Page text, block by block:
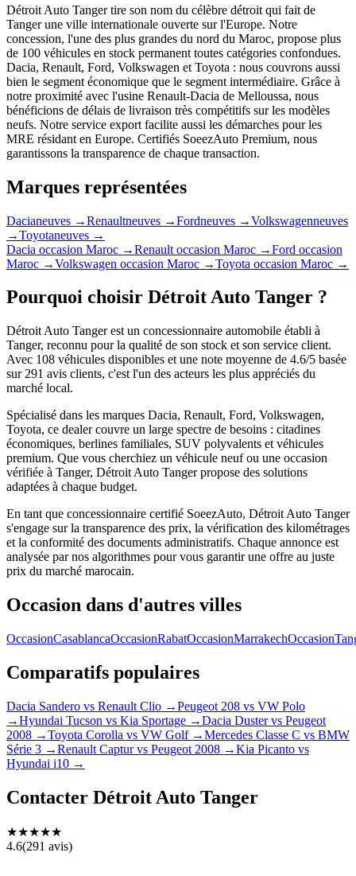
Détroit Auto Tanger tire son nom du célèbre détroit qui fait de
Tanger une ville internationale ouverte sur l'Europe. Notre
concession, l'une des plus grandes du nord du Maroc, propose plus
de 100 véhicules en stock permanent toutes catégories confondues.
Dacia, Renault, Ford, Volkswagen et Toyota : nous couvrons aussi
bien le segment économique que le segment intermédiaire. Grâce à
notre proximité avec l'usine Renault-Dacia de Melloussa, nous
bénéficions de délais de livraison très compétitifs sur les modèles
neufs. Notre service export facilite aussi les démarches pour les
MRE résidant en Europe. Certifiés SoeezAuto Premium, nous
garantissons la transparence de chaque transaction.
Marques représentées
Dacianeuves →Renaultneuves →Fordneuves →Volkswagenneuves
→Toyotaneuves →
Dacia occasion Maroc →Renault occasion Maroc →Ford occasion
Maroc →Volkswagen occasion Maroc →Toyota occasion Maroc →
Pourquoi choisir Détroit Auto Tanger ?
Détroit Auto Tangerest un concessionnaire automobile établi à
Tanger, reconnu pour la qualité de son stock et son service client.
Avec 108 véhicules disponibles et une note moyenne de 4.6/5 basée
sur 291 avis clients, c'est l'un des acteurs les plus appréciés du
marché local.
Spécialisé dans les marques Dacia, Renault, Ford, Volkswagen,
Toyota, ce dealer couvre un large spectre de besoins : citadines
économiques, berlines familiales, SUV polyvalents et véhicules
premium. Que vous cherchiez un véhicule neuf ou une occasion
vérifiée à Tanger, Détroit Auto Tangerpropose des solutions
adaptées à chaque budget.
En tant que concessionnaire certifié SoeezAuto, Détroit Auto Tanger
s'engage sur la transparence des prix, la vérification des kilométrages
et la conformité des documents administratifs. Chaque annonce est
analysée par nos algorithmes pour vous garantir une offre au juste
prix du marché marocain.
Occasion dans d'autres villes
OccasionCasablancaOccasionRabatOccasionMarrakechOccasion
Comparatifs populaires
Dacia Sandero vs Renault Clio →Peugeot 208 vs VW Polo
→Hyundai Tucson vs Kia Sportage →Dacia Duster vs Peugeot
2008 →Toyota Corolla vs VW Golf→Mercedes Classe C vs BMW
Série 3 →Renault Captur vs Peugeot 2008 →Kia Picanto vs
Hyundai i10 →
Contacter Détroit Auto Tanger
★★★★★
4.6(291 avis)